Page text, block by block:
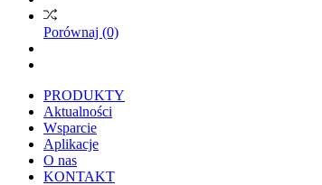
Porównaj (0)
PRODUKTY
Aktualności
Wsparcie
Aplikacje
O nas
KONTAKT